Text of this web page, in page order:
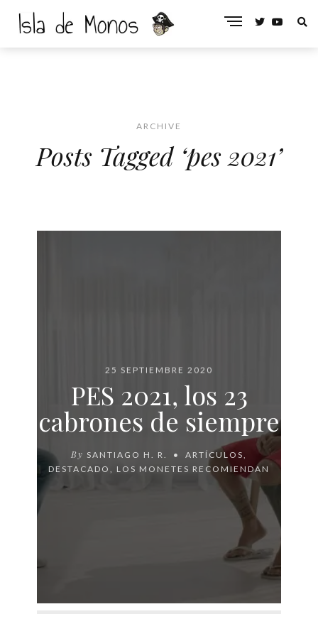
ARCHIVE
Posts Tagged ‘pes 2021’
25 SEPTIEMBRE 2020
PES 2021, los 23
cabrones de siempre
By SANTIAGO H. R. ARTÍCULOS
DESTACADO
LOS MONETES RECOMIENDAN